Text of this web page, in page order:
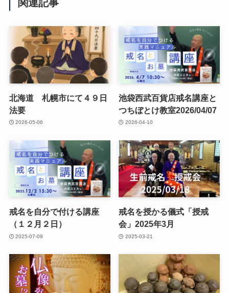
関連記事
北海道 札幌市にて４９日
法要
2026-05-06
池袋西武百貨店戒名講座と
つちぼとけ教室2026/04/07
2026-04-10
戒名を自分で付ける講座
（１２月２日）
2025-07-09
戒名を授かる儀式「授戒
会」2025年3月
2025-03-21